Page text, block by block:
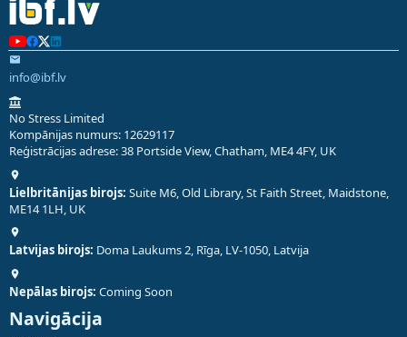
info@ibf.lv
No Stress Limited
Kompānijas numurs: 12629117
Reģistrācijas adrese: 38 Portside View, Chatham, ME4 4FY, UK
Lielbritānijas birojs: Suite M6, Old Library, St Faith Street, Maidstone,
ME14 1LH, UK
Latvijas birojs: Doma Laukums 2, Rīga, LV-1050, Latvija
Nepālas birojs: Coming Soon
Navigācija